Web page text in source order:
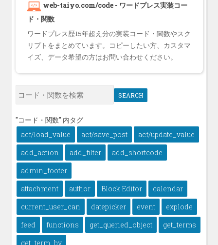
web-taiyo.com/code - ワードプレス実装コー
ド・関数
ワードプレス歴15年超え分の実装コード・関数やスク
リプトをまとめています。コピーしたい方、カスタマ
イズ、データ希望の方はお問い合わせください。
SEARCH
"コード・関数" 内タグ
acf/load_value
acf/save_post
acf/update_value
add_action
add_filter
add_shortcode
admin_footer
attachment
author Block Editor
calendar
current_user_can
datepicker event
explode
feed
functions get_queried_object
get_terms
get_term_by